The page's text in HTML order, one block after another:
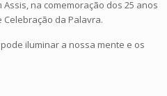
na comemoração dos 25 anos
da Palavra.
iluminar a nossa mente e os